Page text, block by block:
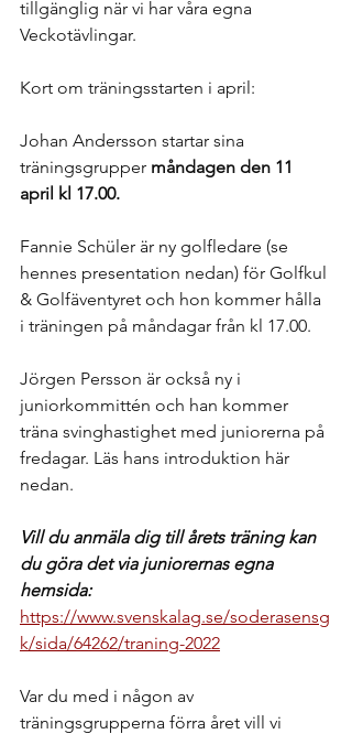
tillgänglig när vi har våra egna
Veckotävlingar.
Kort om träningsstarten i april:
Johan Andersson startar sina
träningsgrupper måndagen den 11
april kl 17.00.
Fannie Schüler är ny golfledare (se
hennes presentation nedan) för Golfkul
& Golfäventyret och hon kommer hålla
i träningen på måndagar från kl 17.00.
Jörgen Persson är också ny i
juniorkommittén och han kommer
träna svinghastighet med juniorerna på
fredagar. Läs hans introduktion här
nedan.
Vill du anmäla dig till årets träning kan
du göra det via juniorernas egna
hemsida:
https://www.svenskalag.se/soderasensg
k/sida/64262/traning-2022
Var du med i någon av
träningsgrupperna förra året vill vi